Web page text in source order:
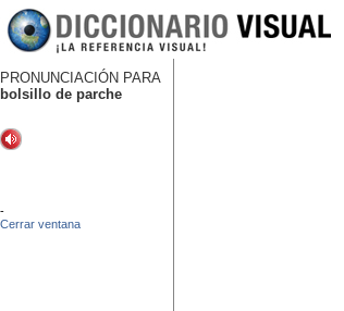
PRONUNCIACIÓN PARA
bolsillo de parche
-
Cerrar ventana